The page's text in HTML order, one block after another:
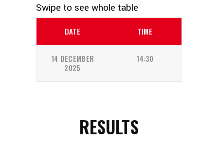
DATE TIME
14 DECEMBER
2025
14:30
RESULTS